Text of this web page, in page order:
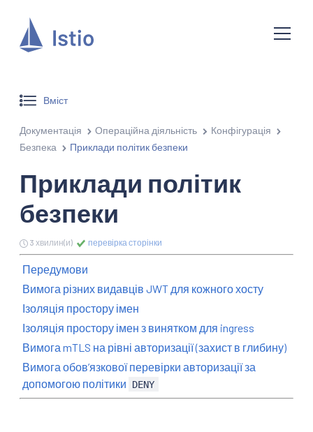
Вміст
Документація Операційна діяльність
Конфігурація
Безпека
Приклади політик безпеки
Приклади політик
безпеки
3 хвилин(и) перевірка сторінки
Передумови
Вимога різних видавців JWT для кожного хосту
Ізоляція простору імен
Ізоляція простору імен з винятком для ingress
Вимога mTLS на рівні авторизації (захист в глибину)
Вимога обовʼязкової перевірки авторизації за
допомогою політики
DENY